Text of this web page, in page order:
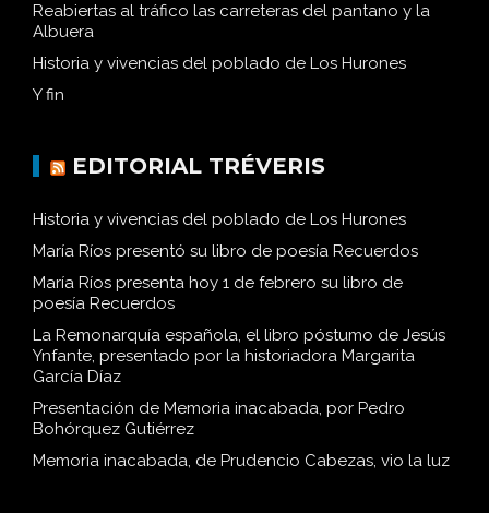
Reabiertas al tráfico las carreteras del pantano y la
Albuera
Historia y vivencias del poblado de Los Hurones
Y fin
EDITORIAL TRÉVERIS
Historia y vivencias del poblado de Los Hurones
María Ríos presentó su libro de poesía Recuerdos
María Ríos presenta hoy 1 de febrero su libro de
poesía Recuerdos
La Remonarquía española, el libro póstumo de Jesús
Ynfante, presentado por la historiadora Margarita
García Díaz
Presentación de Memoria inacabada, por Pedro
Bohórquez Gutiérrez
Memoria inacabada, de Prudencio Cabezas, vio la luz